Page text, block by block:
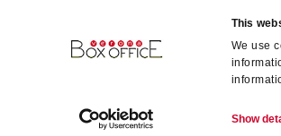
This
We use
Show
Verona Box-Office s.r.l. - VAT